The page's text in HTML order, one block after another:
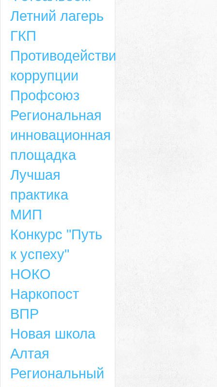
6-49, электронный адрес: aja_70@mail.ru
Летний лагерь
ГКП
Противодействие
коррупции
Профсоюз
Региональная
инновационная
площадка
Лучшая
практика
МИП
Конкурс "Путь
к успеху"
НОКО
Наркопост
ВПР
Новая школа
Алтая
Региональный